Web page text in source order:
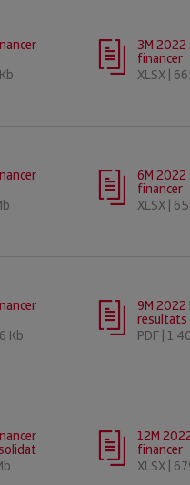
3M 2022
financer
XLSX |
6M 2022
financer
XLSX |
Kb
9M 2022
resultats
PDF |
12M
financer
XLSX |